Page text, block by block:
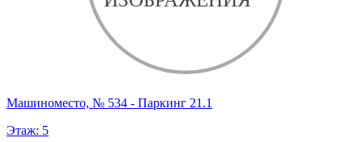
Машиноместо, № 534 - Паркинг 21.1
Этаж: 5